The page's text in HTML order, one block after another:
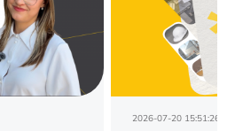
2026-07-20 15:51:26